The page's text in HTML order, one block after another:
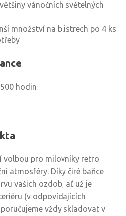
vánočních světelných
množství na blistrech po 4 ks
500 hodin
volbou pro milovníky retro
atmosféry. Díky čiré baňce
vašich ozdob, ať už je
(v odpovídajících
vždy skladovat v